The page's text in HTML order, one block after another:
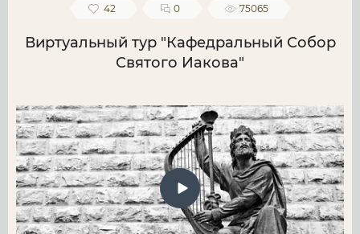
42 0 75065
Виртуальный тур "Кафедральный Собор
Святого Иакова"